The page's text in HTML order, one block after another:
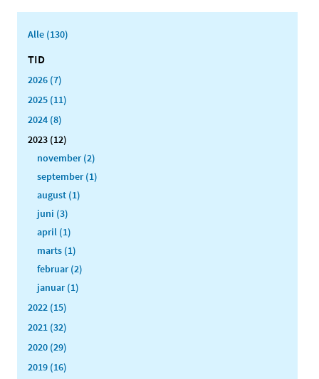
Alle (130)
TID
2026 (7)
2025 (11)
2024 (8)
2023 (12)
november (2)
september (1)
august (1)
juni (3)
april (1)
marts (1)
februar (2)
januar (1)
2022 (15)
2021 (32)
2020 (29)
2019 (16)